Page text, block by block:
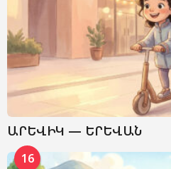
ԱՐԵՎԻԿ — ԵՐԵՎԱՆ
16